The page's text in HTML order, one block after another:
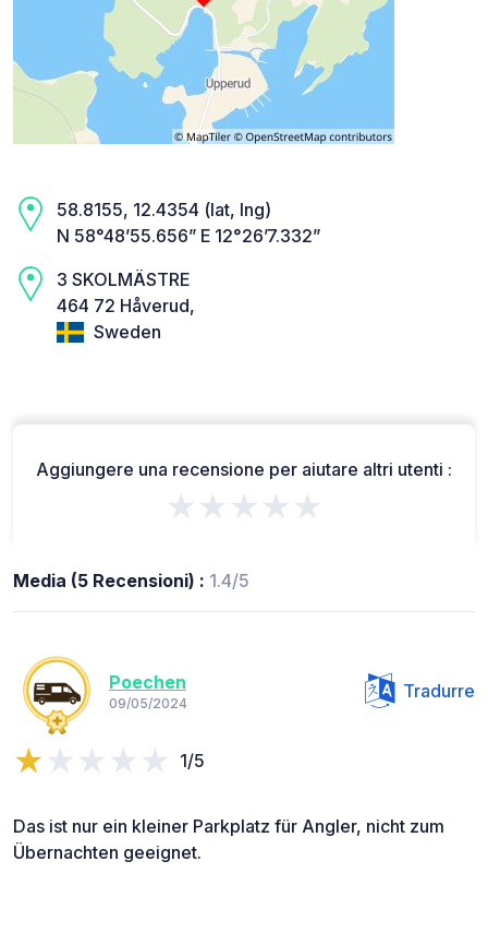
58.8155, 12.4354 (lat, lng)
N 58°48’55.656” E 12°26’7.332”
3 SKOLMÄSTRE
464 72 Håverud,
Sweden
Aggiungere una recensione per aiutare altri utenti :
★★★★★
Media (5 Recensioni) : 1.4/5
Poechen
09/05/2024
Tradurre
1/5
Das ist nur ein kleiner Parkplatz für Angler, nicht zum
Übernachten geeignet.